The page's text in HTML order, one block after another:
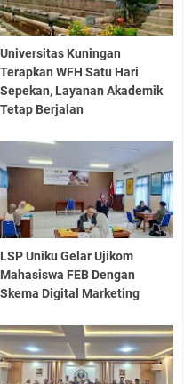
Universitas Kuningan
Terapkan WFH Satu Hari
Sepekan, Layanan Akademik
Tetap Berjalan
LSP Uniku Gelar Ujikom
Mahasiswa FEB Dengan
Skema Digital Marketing